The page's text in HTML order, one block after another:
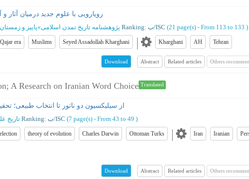
رویارویی با علوم جدید درمیان آثار
پژوهشنامه تاریخ تمدن اسلامی»پاییز و زمستان 1403، سال پنجاه و هفتم - شماره 2 Ranking: ب/ISC (‎21 page(s) - From 113 to 133 )
Qajar era Muslims Seyed Assadollah Kharghani Kharghani AH Tehran
Download Abstract Related articles Others
A Research on Iranian Word Choice Translated
از سیلیکسیون دو ناتور تا انتخاب طبیعی؛
تاریخ Ranking: ب/ISC (‎7 page(s) - From 43 to 49 )
theory of evolution Charles Darwin Ottoman Turks Iran Iranian
Download Abstract Related articles Others